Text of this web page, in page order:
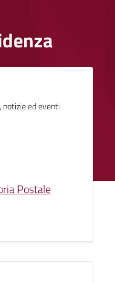
ed eventi
Postale